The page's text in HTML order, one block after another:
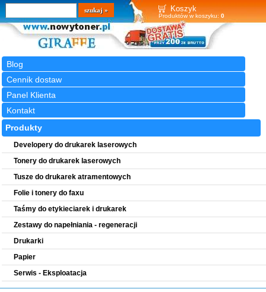
Koszyk
Produktów w koszyku: 0
Blog
Cennik dostaw
Panel Klienta
Kontakt
Wyszukiwarka
szukaj
Produkty
Developery do drukarek laserowych
Tonery do drukarek laserowych
Tusze do drukarek atramentowych
Folie i tonery do faxu
Taśmy do etykieciarek i drukarek
Zestawy do napełniania - regeneracji
Drukarki
Papier
Serwis - Eksploatacja